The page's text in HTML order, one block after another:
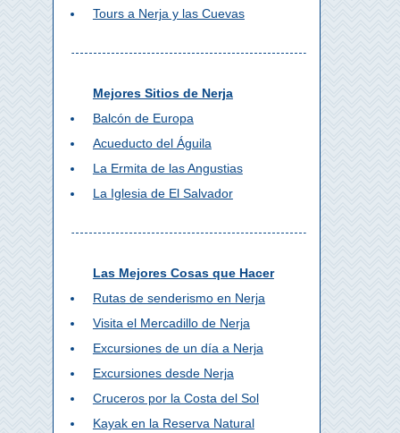
Tours a Nerja y las Cuevas
Mejores Sitios de Nerja
Balcón de Europa
Acueducto del Águila
La Ermita de las Angustias
La Iglesia de El Salvador
Las Mejores Cosas que Hacer
Rutas de senderismo en Nerja
Visita el Mercadillo de Nerja
Excursiones de un día a Nerja
Excursiones desde Nerja
Cruceros por la Costa del Sol
Kayak en la Reserva Natural